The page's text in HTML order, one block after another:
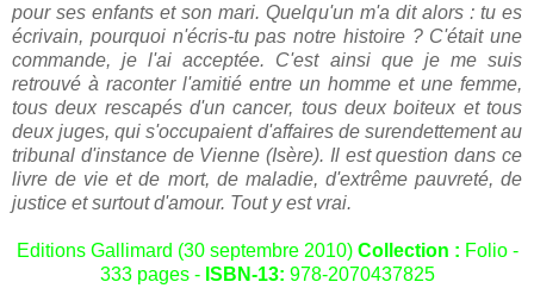
pour ses enfants et son mari. Quelqu'un m'a dit alors : tu es
écrivain, pourquoi n'écris-tu pas notre histoire ? C'était une
commande, je l'ai acceptée. C'est ainsi que je me suis
retrouvé à raconter l'amitié entre un homme et une femme,
tous deux rescapés d'un cancer, tous deux boiteux et tous
deux juges, qui s'occupaient d'affaires de surendettement au
tribunal d'instance de Vienne (Isère). Il est question dans ce
livre de vie et de mort, de maladie, d'extrême pauvreté, de
justice et surtout d'amour. Tout y est vrai.
Editions Gallimard (30 septembre 2010) Collection : Folio -
333 pages - ISBN-13: 978-2070437825